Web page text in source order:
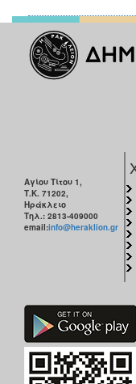
Αγίου Τίτου 1,
Τ.Κ. 71202,
Ηράκλειο
Τηλ.: 2813-409000
email:info@heraklion.gr